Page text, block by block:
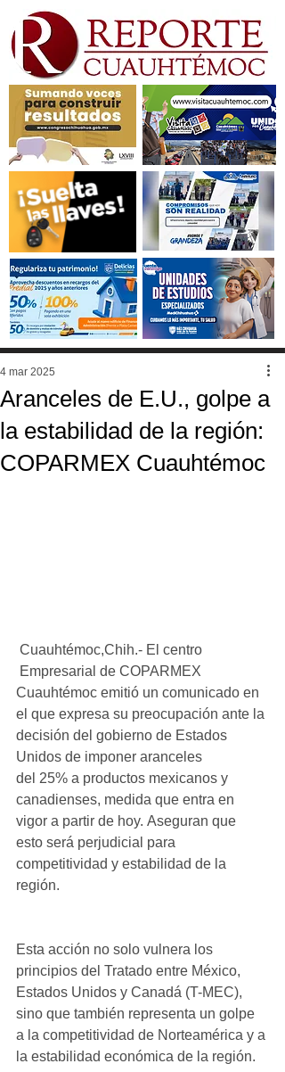
Aranceles de E.U., golpe a
la estabilidad de la región:
COPARMEX Cuauhtémoc
4 mar 2025
Cuauhtémoc,Chih.- El centro
Empresarial de COPARMEX
Cuauhtémoc emitió un comunicado en
el que expresa su preocupación ante la
decisión del gobierno de Estados
Unidos de imponer aranceles
del 25% a productos mexicanos y
canadienses, medida que entra en
vigor a partir de hoy. Aseguran que
esto será perjudicial para
competitividad y estabilidad de la
región.
Esta acción no solo vulnera los
principios del Tratado entre México,
Estados Unidos y Canadá (T-MEC),
sino que también representa un golpe
a la competitividad de Norteamérica y a
la estabilidad económica de la región.